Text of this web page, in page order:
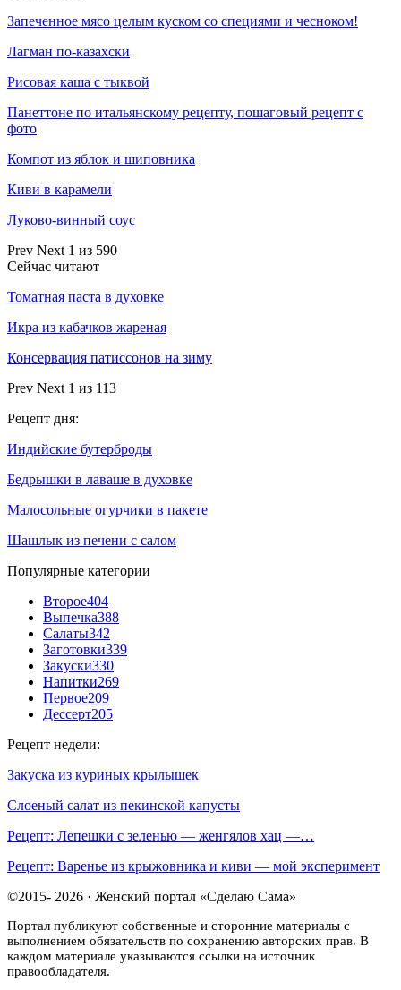
Запеченное мясо целым куском со специями и чесноком!
Лагман по-казахски
Рисовая каша с тыквой
Панеттоне по итальянскому рецепту, пошаговый рецепт с
фото
Компот из яблок и шиповника
Киви в карамели
Луково-винный соус
Prev Next 1 из 590
Сейчас читают
Томатная паста в духовке
Икра из кабачков жареная
Консервация патиссонов на зиму
Prev Next 1 из 113
Рецепт дня:
Индийские бутерброды
Бедрышки в лаваше в духовке
Малосольные огурчики в пакете
Шашлык из печени с салом
Популярные категории
Второе404
Выпечка388
Салаты342
Заготовки339
Закуски330
Напитки269
Первое209
Дессерт205
Рецепт недели:
Закуска из куриных крылышек
Слоеный салат из пекинской капусты
Рецепт: Лепешки с зеленью — женгялов хац —…
Рецепт: Варенье из крыжовника и киви — мой эксперимент
©2015- 2026 · Женский портал «Сделаю Сама»
Портал публикуют собственные и сторонние материалы с
выполнением обязательств по сохранению авторских прав. В
каждом материале указываются ссылки на источник
правообладателя.